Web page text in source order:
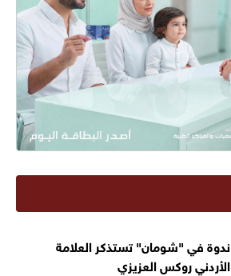
ندوة في "شومان" تستذكر العلامة
الأردني روكس العزيزي